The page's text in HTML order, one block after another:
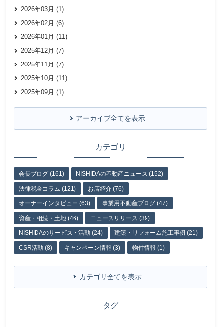
2026年03月 (1)
2026年02月 (6)
2026年01月 (11)
2025年12月 (7)
2025年11月 (7)
2025年10月 (11)
2025年09月 (1)
アーカイブ全てを表示
カテゴリ
会長ブログ (161) NISHIDAの不動産ニュース (152)
法律税金コラム (121) お店紹介 (76)
オーナーインタビュー (63) 事業用不動産ブログ (47)
資産・相続・土地 (46) ニュースリリース (39)
NISHIDAのサービス・活動 (24) 建築・リフォーム施工事例 (21)
CSR活動 (8) キャンペーン情報 (3) 物件情報 (1)
カテゴリ全てを表示
タグ